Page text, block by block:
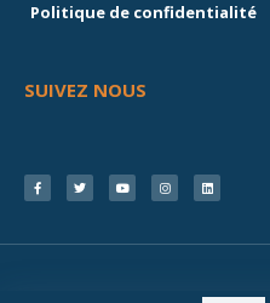
Politique de confidentialité
SUIVEZ NOUS